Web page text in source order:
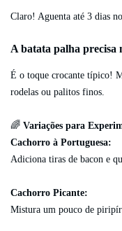
Claro! Aguenta até 3 dias
A batata palha precisa
É o toque crocante típico!
rodelas ou palitos finos.
🌈 Variações para
Cachorro à Portuguesa:
Adiciona tiras de bacon e
Cachorro Picante:
Mistura um pouco de